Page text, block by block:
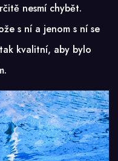
nesmí chybět.
s ní a jenom s ní se
kvalitní, aby bylo